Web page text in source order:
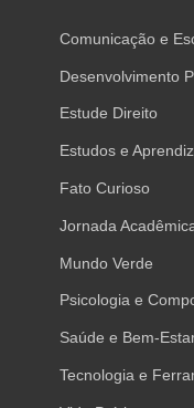
Comunicação e
Desenvolvimento
Estude Direito
Estudos e
Fato Curioso
Jornada
Mundo Verde
Psicologia e
Saúde e Bem-
Tecnologia e